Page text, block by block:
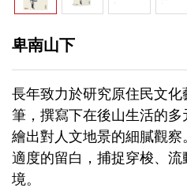
卑南山下
長年致力於研究原住民文
筆，撰寫下在後山生活的
繪出對人文地景的細膩觀
適度的留白，捕捉穿梭、
境。